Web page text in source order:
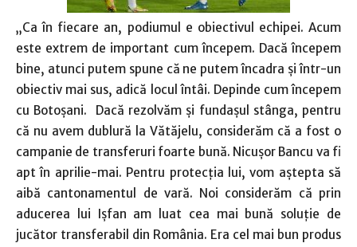
„Ca în fiecare an, podiumul e obiectivul echipei. Acum
este extrem de important cum începem. Dacă începem
bine, atunci putem spune că ne putem încadra și într-un
obiectiv mai sus, adică locul întâi. Depinde cum începem
cu Botoșani. Dacă rezolvăm și fundașul stânga, pentru
că nu avem dublură la Vătăjelu, considerăm că a fost o
campanie de transferuri foarte bună. Nicușor Bancu va fi
apt în aprilie-mai. Pentru protecția lui, vom aștepta să
aibă cantonamentul de vară. Noi considerăm că prin
aducerea lui Ișfan am luat cea mai bună soluție de
jucător transferabil din România. Era cel mai bun produs